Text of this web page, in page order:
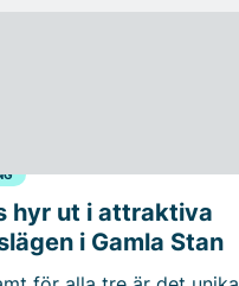
hyr ut i attraktiva
i Gamla Stan